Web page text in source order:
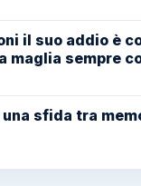
il suo addio è
maglia sempre
sfida tra